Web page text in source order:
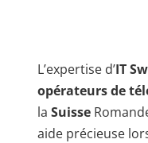
L’expertise d’IT
opérateurs de
laSuisse
aide précieuse